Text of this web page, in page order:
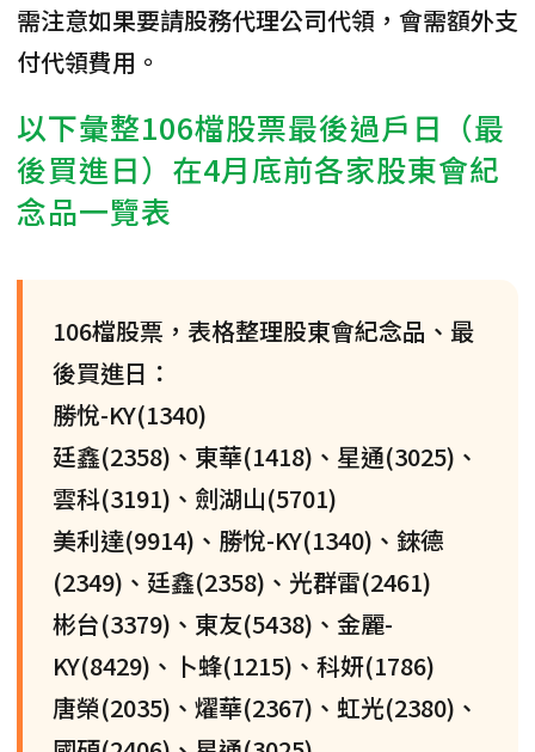
需注意如果要請股務代理公司代領，會需額外支
付代領費用。
以下彙整106檔股票最後過戶日（最
後買進日）在4月底前各家股東會紀
念品一覽表
106檔股票，表格整理股東會紀念品、最
後買進日：
勝悅-KY(1340)
廷鑫(2358)、東華(1418)、星通(3025)、
雲科(3191)、劍湖山(5701)
美利達(9914)、勝悅-KY(1340)、錸德
(2349)、廷鑫(2358)、光群雷(2461)
彬台(3379)、東友(5438)、金麗-
KY(8429)、卜蜂(1215)、科妍(1786)
唐榮(2035)、燿華(2367)、虹光(2380)、